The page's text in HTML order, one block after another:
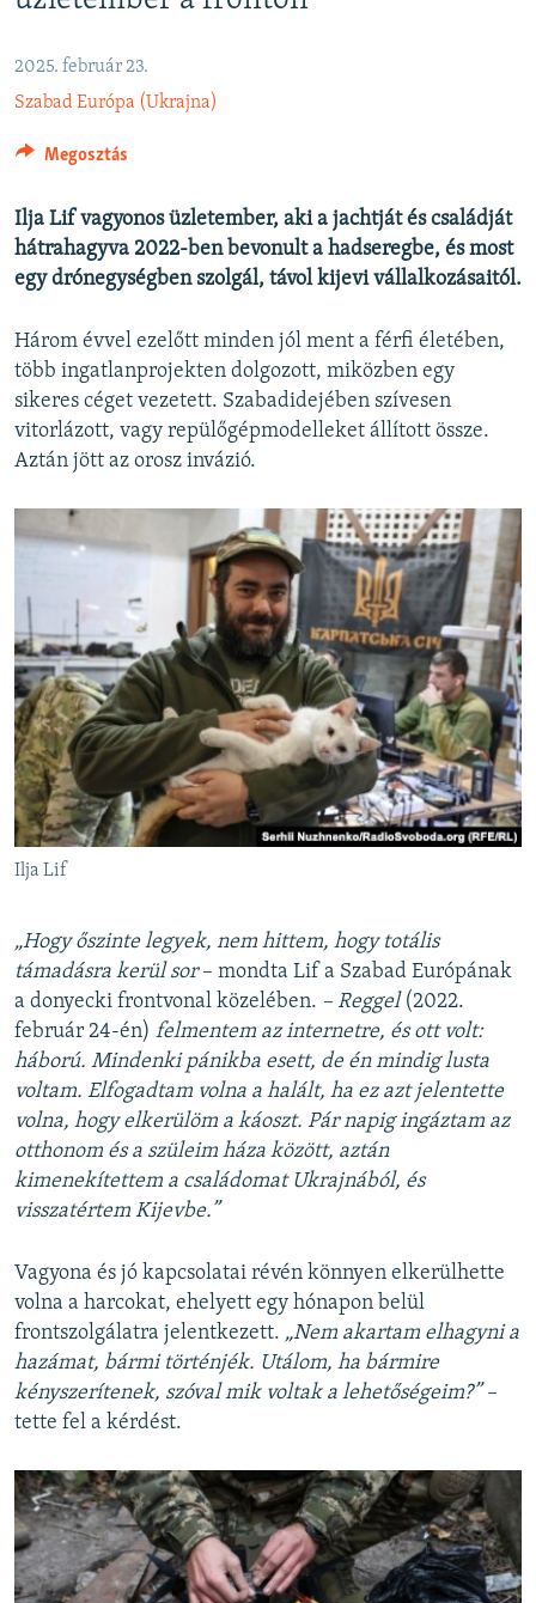
VILÁG
KLÍMAVÁLTOZÁS
A MÚLT TANULSÁGAI
KÖVESSEN MINKET!
Valamennyi RFE/RL weboldal
2025. február 23.
Szabad Európa (Ukrajna)
Megosztás
Ilja Lif vagyonos üzletember, aki a jachtját és családját
hátrahagyva 2022-ben bevonult a hadseregbe, és most
egy drónegységben szolgál, távol kijevi vállalkozásaitól.
Három évvel ezelőtt minden jól ment a férfi életében,
több ingatlanprojekten dolgozott, miközben egy
sikeres céget vezetett. Szabadidejében szívesen
vitorlázott, vagy repülőgépmodelleket állított össze.
Aztán jött az orosz invázió.
Ilja Lif
„Hogy őszinte legyek, nem hittem, hogy totális
támadásra kerül sor– mondta Lif a Szabad Európának
a donyecki frontvonal közelében. – Reggel (2022.
február 24-én) felmentem az internetre, és ott volt:
háború. Mindenki pánikba esett, de én mindig lusta
voltam. Elfogadtam volna a halált, ha ez azt jelentette
volna, hogy elkerülöm a káoszt. Pár napig ingáztam az
otthonom és a szüleim háza között, aztán
kimenekítettem a családomat Ukrajnából, és
visszatértem Kijevbe.”
Vagyona és jó kapcsolatai révén könnyen elkerülhette
volna a harcokat, ehelyett egy hónapon belül
frontszolgálatra jelentkezett. „Nem akartam elhagyni a
hazámat, bármi történjék. Utálom, ha bármire
kényszerítenek, szóval mik voltak a lehetőségeim?” –
tette fel a kérdést.